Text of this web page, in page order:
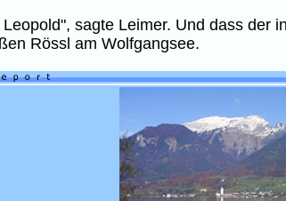
sagte Leimer. Und dass der
Rössl am Wolfgangsee.